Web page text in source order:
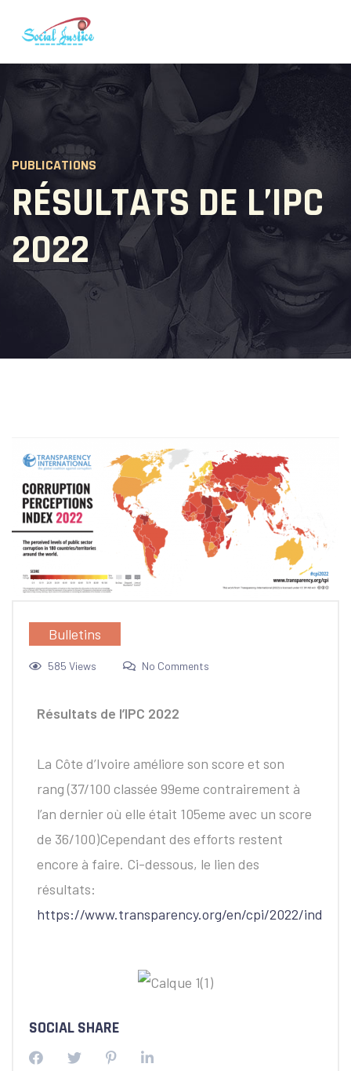
PUBLICATIONS
RÉSULTATS DE L’IPC
2022
Bulletins
585 Views No Comments
Résultats de l’IPC 2022
La Côte d’Ivoire améliore son score et son
rang (37/100 classée 99eme contrairement à
l’an dernier où elle était 105eme avec un score
de 36/100)Cependant des efforts restent
encore à faire. Ci-dessous, le lien des
résultats:
https://www.transparency.org/en/cpi/2022/index/
SOCIAL SHARE